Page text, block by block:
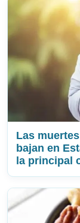
Las
bajan en
la principal